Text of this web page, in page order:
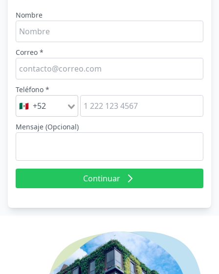
Nombre
Correo *
Teléfono *
🇲🇽 +52
Mensaje (Opcional)
Continuar